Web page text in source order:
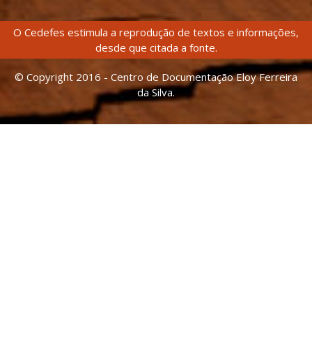
O Cedefes estimula a reprodução de textos e informações,
desde que citada a fonte.
© Copyright 2016 - Centro de Documentação Eloy Ferreira
da Silva.